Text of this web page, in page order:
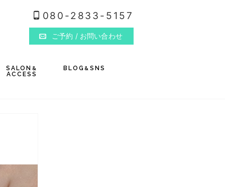
080-2833-5157
ご予約 / お問い合わせ
SALON &
ACCESS
BLOG & SNS